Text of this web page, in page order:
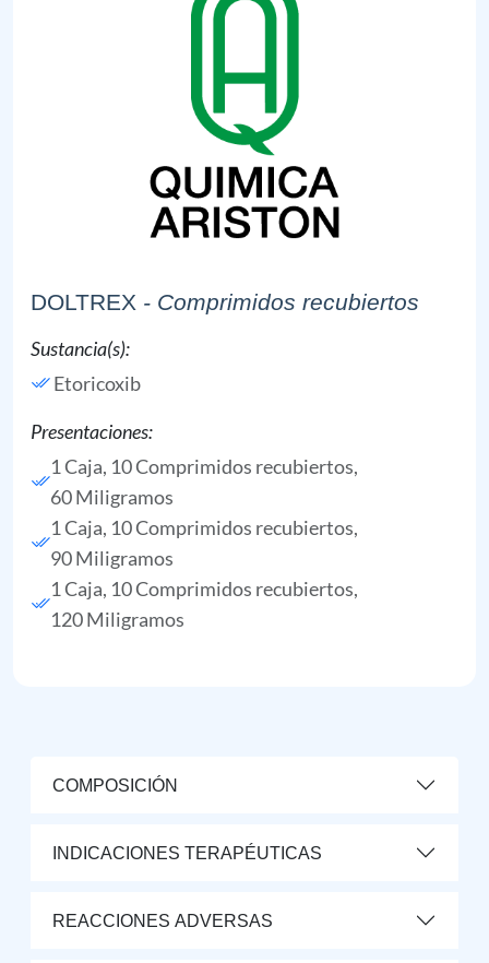
DOLTREX - Comprimidos recubiertos
Sustancia(s):
Etoricoxib
Presentaciones:
1 Caja, 10 Comprimidos recubiertos,
60 Miligramos
1 Caja, 10 Comprimidos recubiertos,
90 Miligramos
1 Caja, 10 Comprimidos recubiertos,
120 Miligramos
COMPOSICIÓN
INDICACIONES TERAPÉUTICAS
REACCIONES ADVERSAS